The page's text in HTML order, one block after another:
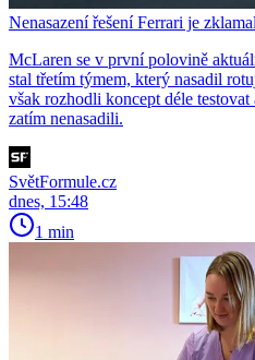
Nenasazení řešení Ferrari je
McLaren se v první polovině
stal třetím týmem, který nasadil
však rozhodli koncept déle
zatím nenasadili.
SvětFormule.cz
dnes, 15:48
1 min